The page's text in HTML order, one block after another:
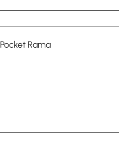
Pocket Rama